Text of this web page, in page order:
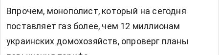
Впрочем, монополист, который на сегодня
поставляет газ более, чем 12 миллионам
украинских домохозяйств, опроверг планы